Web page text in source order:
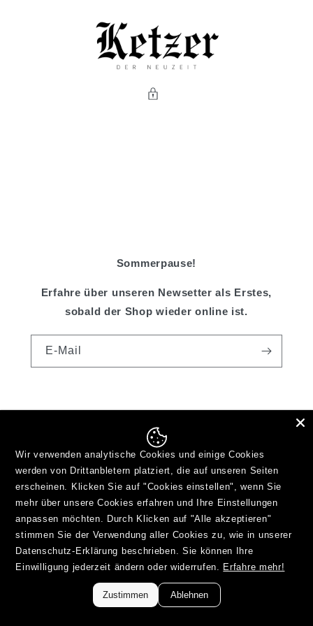
Sommerpause!
Erfahre über unseren Newsetter als Erstes,
sobald der Shop wieder online ist.
E-Mail
Twitter InstagramYouTube
Wir verwenden analytische Cookies und einige Cookies
werden von Drittanbletern platziert, die auf unseren Seiten
erscheinen. Klicken Sie auf "Cookies einstellen", wenn Sie
mehr über unsere Cookies erfahren und Ihre Einstellungen
anpassen möchten. Durch Klicken auf "Alle akzeptieren"
stimmen Sie der Verwendung aller Cookies zu, wie in unserer
Datenschutz-Erklärung beschrieben. Sie können Ihre
Einwilligung jederzeit ändern oder widerrufen. Erfahre mehr!
Zustimmen Ablehnen